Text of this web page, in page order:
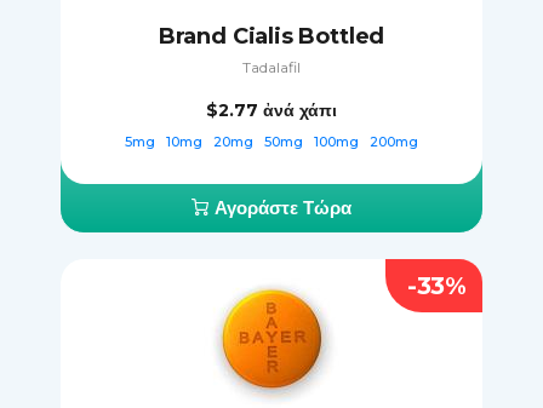
Brand Cialis Bottled
Tadalafil
$2.77 ἀνά χάπι
5mg 10mg 20mg 50mg 100mg 200mg
Αγοράστε Τώρα
-33%